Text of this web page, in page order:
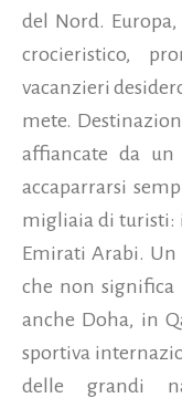
del Nord.
crocieristico,
vacanzieri
mete.
affiancate da un
accaparrarsi
migliaia di turisti:
Emirati Arabi. Un
che non significa
anche Doha, in
sportiva
delle grandi